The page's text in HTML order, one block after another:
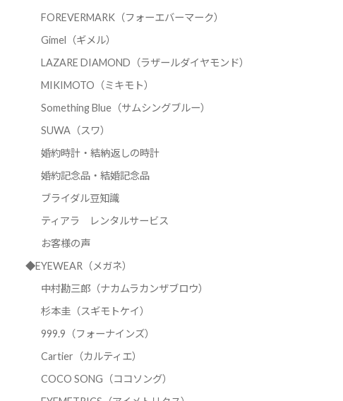
FOREVERMARK（フォーエバーマーク）
Gimel（ギメル）
LAZARE DIAMOND（ラザールダイヤモンド）
MIKIMOTO（ミキモト）
Something Blue（サムシングブルー）
SUWA（スワ）
婚約時計・結納返しの時計
婚約記念品・結婚記念品
ブライダル豆知識
ティアラ レンタルサービス
お客様の声
◆EYEWEAR（メガネ）
中村勘三郎（ナカムラカンザブロウ）
杉本圭（スギモトケイ）
999.9（フォーナインズ）
Cartier（カルティエ）
COCO SONG（ココソング）